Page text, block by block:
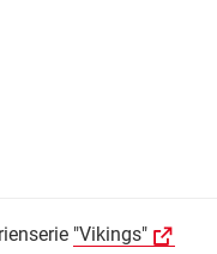
"Vikings"